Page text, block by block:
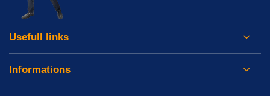
Usefull links
Informations